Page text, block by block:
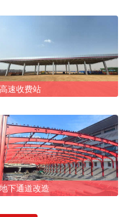
高速收费站
地下通道改造